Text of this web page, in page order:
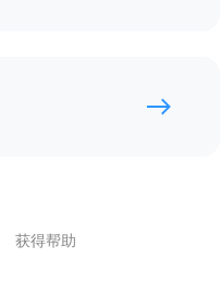
获得帮助